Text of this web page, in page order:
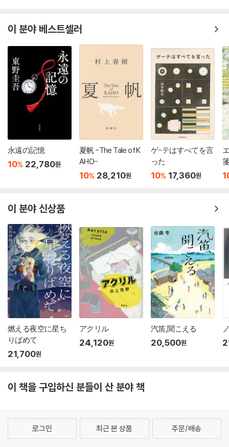
이 분야 베스트셀러
永遠の記憶
10% 22,780원
夏帆 -The Tale of K
AHO-
10% 28,210원
ゲ-テはすべてを言
った
10% 17,360원
이 분야 신상품
燃える夜空に星ち
りばめて
21,700원
アクリル
24,120원
汽笛,聞こえる
20,500원
이 책을 구입하신 분들이 산 분야 책
로그인 최근 본 상품 주문/배송